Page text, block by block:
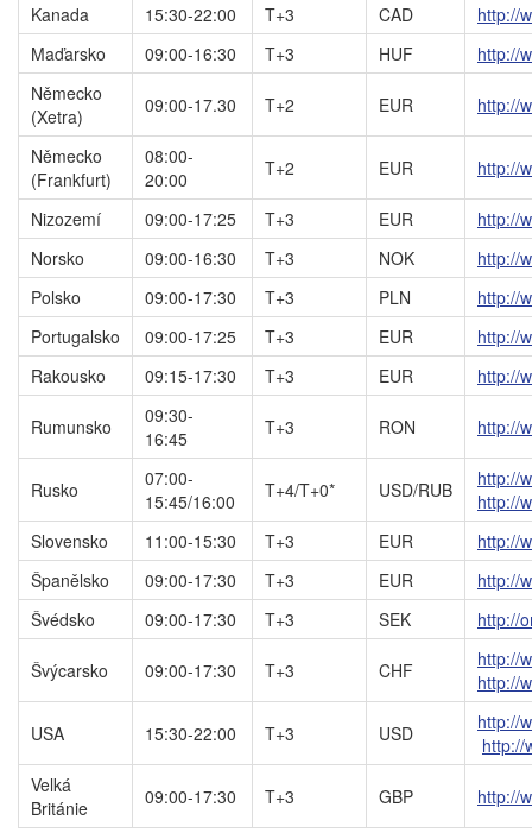
Kanada
15:30-22:00 T+3 CAD
http://
Maďarsko
09:00-16:30 T+3 HUF
http://
Německo
(Xetra)
09:00-17.30 T+2 EUR http://
Německo
(Frankfurt)
08:00-
20:00
T+2 EUR http://
Nizozemí 09:00-17:25 T+3 EUR
http://
Norsko
09:00-16:30 T+3 NOK
http://
Polsko
09:00-17:30 T+3 PLN
http://
Portugalsko
09:00-17:25 T+3 EUR
http://
Rakousko
09:15-17:30 T+3 EUR http://
Rumunsko
09:30-
16:45
T+3 RON http://
Rusko
07:00-
15:45/16:00
T+4/T+0* USD/RUB
http://
http://
Slovensko
11:00-15:30 T+3 EUR
http://
Španělsko
09:00-17:30 T+3 EUR
http://
Švédsko
09:00-17:30 T+3 SEK http://
Švýcarsko 09:00-17:30 T+3 CHF
http://
http://
USA 15:30-22:00 T+3 USD
http://
http://
Velká
Británie
09:00-17:30 T+3 GBP http://